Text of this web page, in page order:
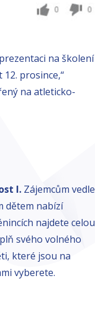
na školení
prosince,“
na atleticko-
I. Zájemcům vedle
dětem nabízí
najdete celou
svého volného
které jsou na
vyberete.